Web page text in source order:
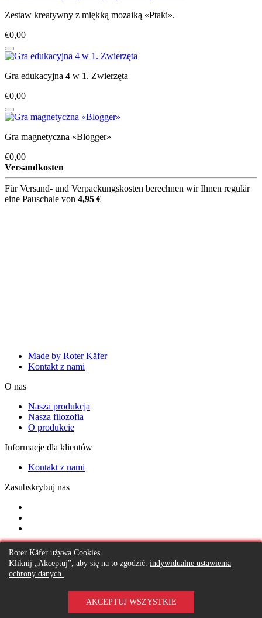
Zestaw kreatywny z miękką mozaiką «Ptaki».
€0,00
Gra edukacyjna 4 w 1. Zwierzęta
€0,00
Gra magnetyczna «Blogger»
€0,00
Versandkosten
Für Versand- und Verpackungskosten berechnen wir Ihnen regulär
eine Pauschale von 4,95 €
Made by Roter Käfer
Kontakt z nami
O nas
Nasza produkcja
Nasza filozofia
O produkcie
Informacje dla klientów
Kontakt z nami
Zasubskrybuj nas
Zamów rozmowę
Roter Käfer używa Cookies
Kliknij „Akceptuj”, aby się na to zgodzić. indywidualne ustawienia
ochrony danych..
AKCEPTUJ WSZYSTKIE